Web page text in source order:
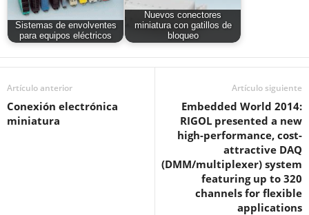
Sistemas de envolventes
para equipos eléctricos
Nuevos conectores
miniatura con gatillos de
bloqueo
Artículo anterior
Conexión electrónica
miniatura
Artículo siguiente
Embedded World 2014:
RIGOL presented a new
high-performance, cost-
attractive DAQ
(DMM/multiplexer) system
featuring up to 320
channels for flexible
applications